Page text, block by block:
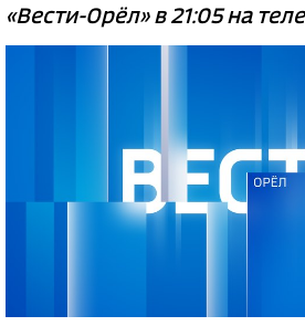
«Вести-Орёл» в 21:05 на